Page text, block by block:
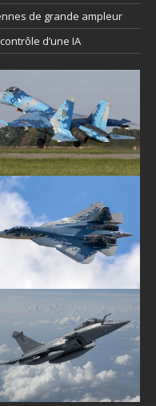
de grande ampleur
d’une IA